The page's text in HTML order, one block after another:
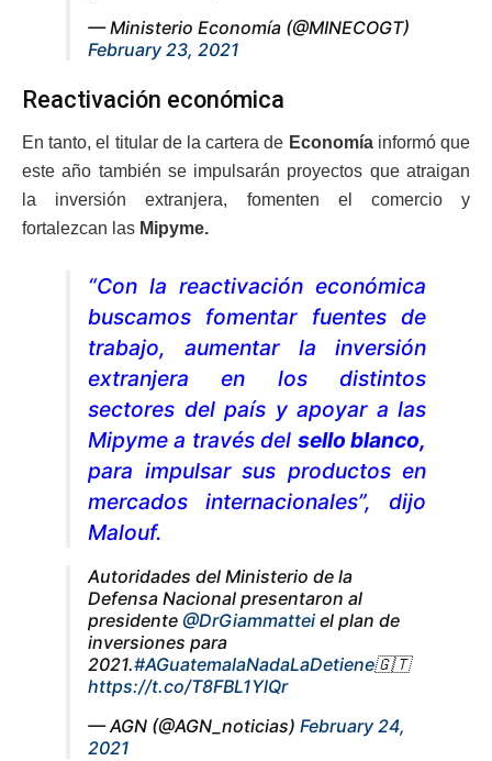
— Ministerio Economía (@MINECOGT)
February 23, 2021
Reactivación económica
En tanto, el titular de la cartera de Economíainformó que
este año también se impulsarán proyectos que atraigan
la inversión extranjera, fomenten el comercio y
fortalezcan las Mipyme.
“Con la reactivación económica
buscamos fomentar fuentes de
trabajo, aumentar la inversión
extranjera en los distintos
sectores del país y apoyar a las
Mipyme a través del sello blanco,
para impulsar sus productos en
mercados internacionales”, dijo
Malouf.
Autoridades del Ministerio de la
Defensa Nacional presentaron al
presidente @DrGiammattei el plan de
inversiones para
2021.#AGuatemalaNadaLaDetiene🇬🇹
https://t.co/T8FBL1YlQr
— AGN (@AGN_noticias) February 24,
2021